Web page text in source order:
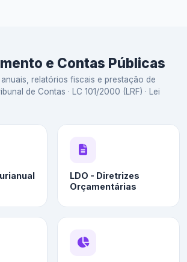
e Contas Públicas
relatórios fiscais e prestação de
de Contas · LC 101/2000 (LRF) · Lei
LDO - Diretrizes
Orçamentárias